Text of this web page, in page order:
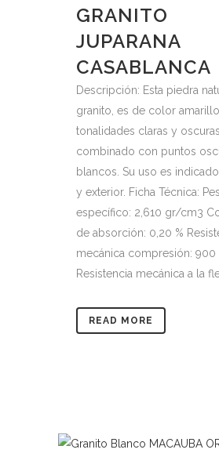
GRANITO
JUPARANA
CASABLANCA
Descripción: Esta piedra
granito, es de color
tonalidades claras y oscuras,
combinado con puntos
blancos. Su uso es
y exterior. Ficha Técnica:
específico: 2,610 gr/cm3
de absorción: 0,20 %
mecánica compresión:
Resistencia mecánica a la
READ MORE